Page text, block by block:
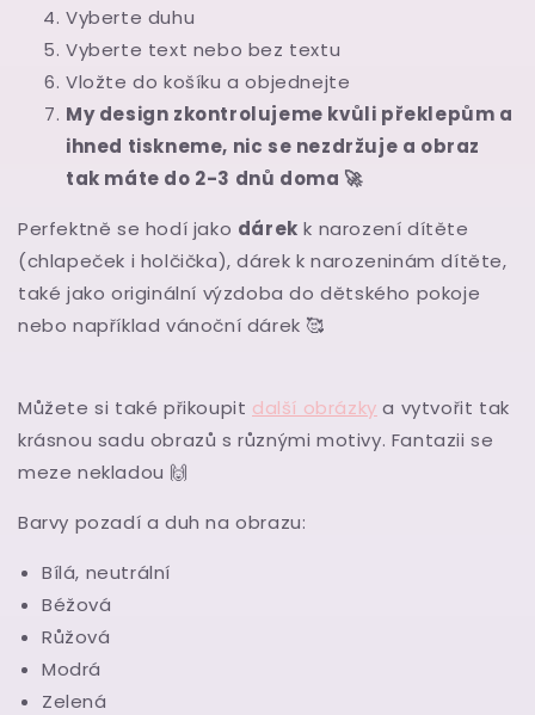
Vyberte duhu
Vyberte text nebo bez textu
Vložte do košíku a objednejte
My design zkontrolujeme kvůli překlepům a
ihned tiskneme, nic se nezdržuje a obraz
tak máte do 2-3 dnů doma 🚀
Perfektně se hodí jako dárek k narození dítěte
(chlapeček i holčička), dárek k narozeninám dítěte,
také jako originální výzdoba do dětského pokoje
nebo například vánoční dárek 🥰
Můžete si také přikoupit další obrázky a vytvořit tak
krásnou sadu obrazů s různými motivy. Fantazii se
meze nekladou 🙌
Barvy pozadí a duh na obrazu:
Bílá, neutrální
Béžová
Růžová
Modrá
Zelená